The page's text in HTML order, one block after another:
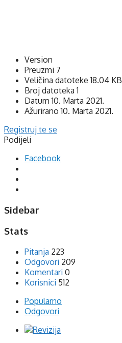
Version
Preuzmi 7
Veličina datoteke18.04 KB
Broj datoteka1
Datum10. Marta 2021.
Ažurirano10. Marta 2021.
Registruj te se
Podijeli
Facebook
Sidebar
Stats
Pitanja 223
Odgovori 209
Komentari 0
Korisnici 512
Popularno
Odgovori